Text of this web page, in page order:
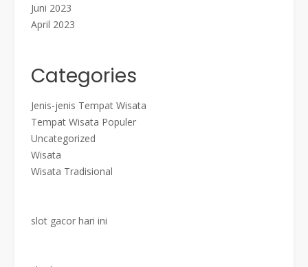
Juni 2023
April 2023
Categories
Jenis-jenis Tempat Wisata
Tempat Wisata Populer
Uncategorized
Wisata
Wisata Tradisional
slot gacor hari ini